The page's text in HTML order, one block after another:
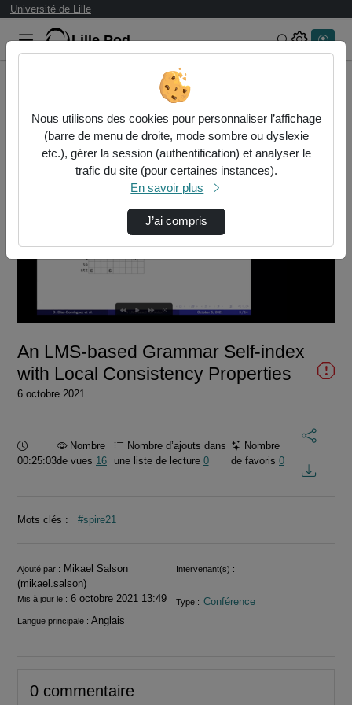
Université de Lille
Lille.Pod Rechercher
An LMS-based Grammar Self-index with Local C…
Lire
vidéo
An LMS-based Grammar Self-index
with Local Consistency Properties
6 octobre 2021
Durée :
00:25:03
Nombre
de vues 16
Nombre d’ajouts dans
une liste de lecture 0
Nombre
de favoris0
Mots clés : #spire21
Informations
Ajouté par : Mikael Salson
(mikael.salson)
Intervenant(s) :
Mis à jour le : 6 octobre 2021 13:49 Type : Conférence
Langue principale : Anglais
0 commentaire
Nous utilisons des cookies pour personnaliser l’affichage
(barre de menu de droite, mode sombre ou dyslexie
etc.), gérer la session (authentification) et analyser le
trafic du site (pour certaines instances).
En savoir plus
J’ai compris